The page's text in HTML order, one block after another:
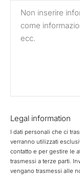
Legal information
I dati personali che ci
verranno utilizzati
contatto e per gestire le
trasmessi a terze parti.
vengano trasmessi alle